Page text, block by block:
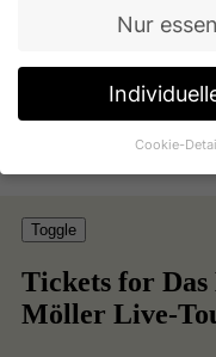
Nur
Cookie-
Wenn Sie unter 16
Erlaubnis bitten.
Wir verwenden Cookies
Einige von ihnen sind